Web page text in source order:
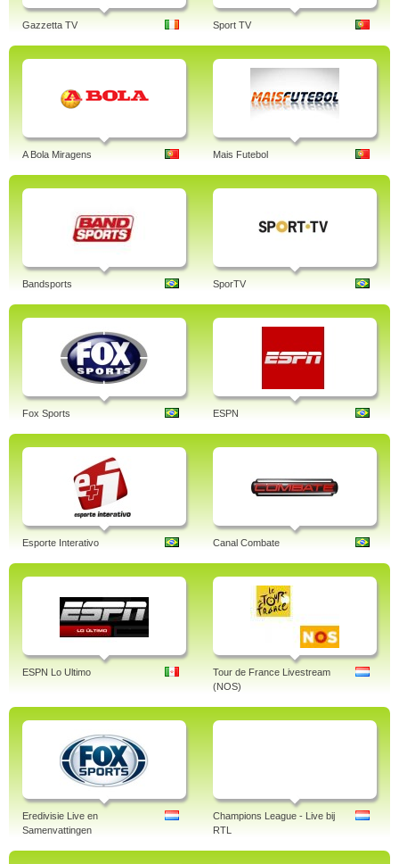
Gazzetta TV Sport TV
A Bola Miragens Mais Futebol
Bandsports SporTV
Fox Sports ESPN
Esporte Interativo Canal Combate
ESPN Lo Ultimo
Tour de France Livestream
(NOS)
Eredivisie Live en
Samenvattingen
Champions League - Live bij
RTL